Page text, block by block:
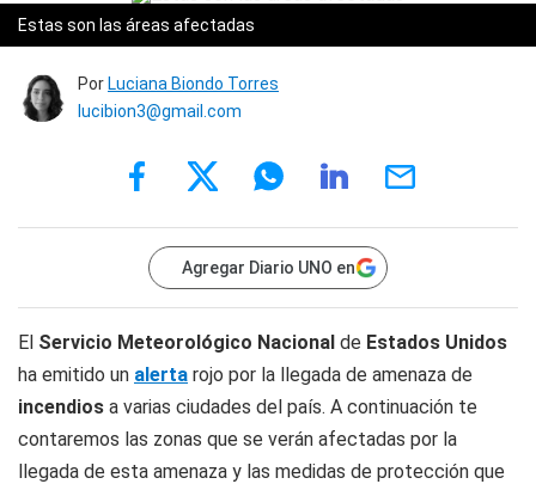
Estas son las áreas afectadas
Por Luciana Biondo Torres
lucibion3@gmail.com
Agregar Diario UNO en
El Servicio Meteorológico Nacional de Estados Unidos
ha emitido un alerta rojo por la llegada de amenaza de
incendios a varias ciudades del país. A continuación te
contaremos las zonas que se verán afectadas por la
llegada de esta amenaza y las medidas de protección que